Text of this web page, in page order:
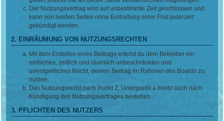
Der Nutzungsvertrag wird auf unbestimmte Zeit geschlossen und
kann von beiden Seiten ohne Einhaltung einer Frist jederzeit
gekündigt werden.
2. EINRÄUMUNG VON NUTZUNGSRECHTEN
Mit dem Erstellen eines Beitrags erteilst du dem Betreiber ein
einfaches, zeitlich und räumlich unbeschränktes und
unentgeltliches Recht, deinen Beitrag im Rahmen des Boards zu
nutzen.
Das Nutzungsrecht nach Punkt 2, Unterpunkt a bleibt auch nach
Kündigung des Nutzungsvertrages bestehen.
3. PFLICHTEN DES NUTZERS